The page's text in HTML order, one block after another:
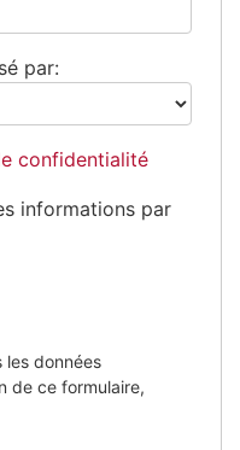
par:
confidentialité
informations par
les données
de ce formulaire,